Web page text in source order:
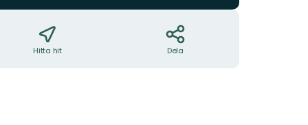
Hitta hit Dela